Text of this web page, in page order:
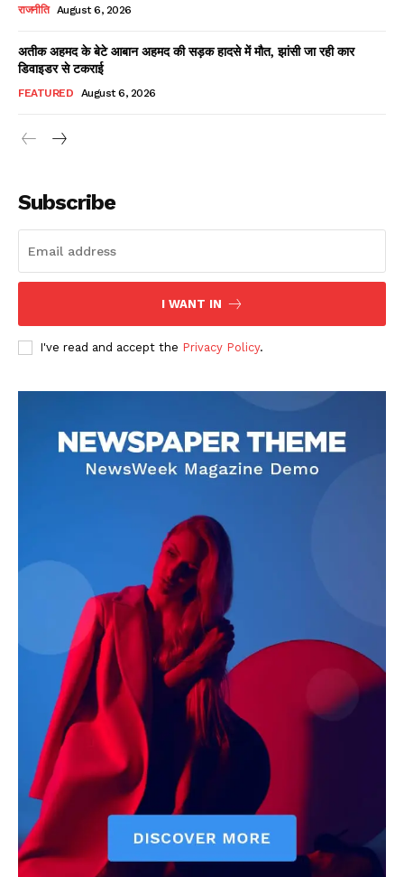
Read Latest News on AIN
DOWNLOAD NOW
AIN NEWS 1
Contact Us
About Us
Privacy Policy
Terms of Use Agreement
Facebook
X WhatsApp
Share
राजनीति August 6, 2026
अतीक अहमद के बेटे आबान अहमद की सड़क हादसे में मौत, झांसी जा रही कार
डिवाइडर से टकराई
FEATURED August 6, 2026
Subscribe
I WANT IN
I've read and accept the Privacy Policy.